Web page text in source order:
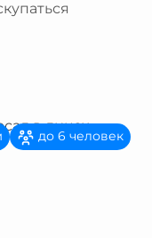
до 6 человек